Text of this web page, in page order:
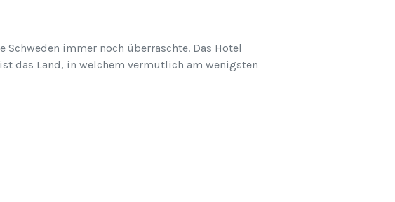
Schweden immer noch überraschte. Das Hotel
das Land, in welchem vermutlich am wenigsten